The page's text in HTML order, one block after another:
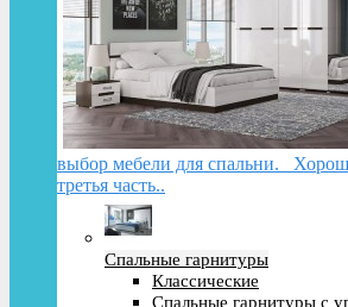
выбор мебели для спальни.
третья часть..
Спальные гарнитуры
Классические
Спальные гарнитуры с